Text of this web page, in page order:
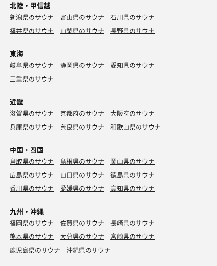
無料タイムになった空港道路を通って弘前へ。
次の極楽湯さんはバチコリ当ててアカスリもしたい。
いつもの反省サウナより1時間遅くなったのもあって激混
みタイム💫
いつもよりシャワーの温度が高くて少したじろぎながら洗
体。
そして、せっかく座面にマットが敷かれたのにその上にタ
オ絞ジョボジョボする爺さんの気持ちを聞いてみたいと思
サウナのあとは食堂にてむむむさんの祝勝会。
ノンアルで乾杯していつものセットを堪能🍜🍙
食堂もなかなかの混みようで厨房フル回転だったので、こ
ていたら、まさかのスタッフさんから「ソフトはメロンが
残り2個ですよ😊」のコール。
ダービーでの川田の捲りくらいグッときました(笑)。
それに乗っかりソフトを買いに券売機に並ぶおじさん5
しかしそんな悪ノリにも笑顔で応えてくれるホスピタリテ
ィ✨
た(笑)。
北陸・甲信越
新潟県のサウナ 富山県のサウナ
石川県のサウナ
福井県のサウナ
山梨県のサウナ 長野県のサウナ
東海
岐阜県のサウナ 静岡県のサウナ
愛知県のサウナ
三重県のサウナ
近畿
滋賀県のサウナ 京都府のサウナ
大阪府のサウナ
兵庫県のサウナ
奈良県のサウナ 和歌山県のサウナ
中国・四国
鳥取県のサウナ 島根県のサウナ
岡山県のサウナ
広島県のサウナ
山口県のサウナ
徳島県のサウナ
香川県のサウナ
愛媛県のサウナ 高知県のサウナ
九州・沖縄
福岡県のサウナ 佐賀県のサウナ
長崎県のサウナ
熊本県のサウナ
大分県のサウナ
宮崎県のサウナ
鹿児島県のサウナ
沖縄県のサウナ